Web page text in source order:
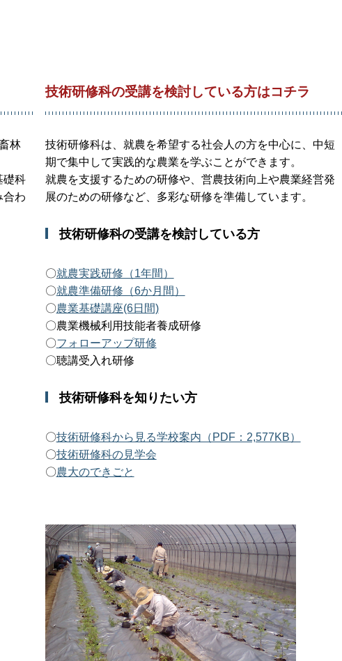
林
礎科
合わ
技術研修科の受講を検討している方はコチラ
技術研修科は、就農を希望する社会人の方を中心に、中短
期で集中して実践的な農業を学ぶことができます。
就農を支援するための研修や、営農技術向上や農業経営発
展のための研修など、多彩な研修を準備しています。
技術研修科の受講を検討している方
〇就農実践研修（1年間）
〇就農準備研修（6か月間）
〇農業基礎講座(6日間)
〇農業機械利用技能者養成研修
〇フォローアップ研修
〇聴講受入れ研修
技術研修科を知りたい方
〇技術研修科から見る学校案内（PDF：2,577KB）
〇技術研修科の見学会
〇農大のできごと